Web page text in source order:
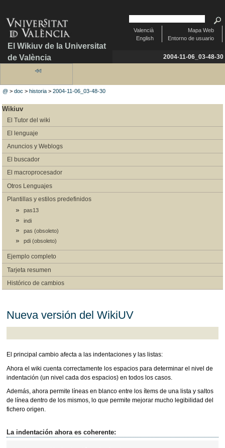
El Wikiuv de la Universitat
de València
Mapa Web
Entorno de usuario
Valencià
English
2004-11-06_03-48-30
@ >doc >historia >2004-11-06_03-48-30
Wikiuv
El Tutor del wiki
El lenguaje
Anuncios y Weblogs
El buscador
El macroprocesador
Otros Lenguajes
Plantillas y estilos predefinidos
pas13
indi
pas (obsoleto)
pdi (obsoleto)
Ejemplo completo
Tarjeta resumen
Histórico de cambios
Nueva versión del WikiUV
El principal cambio afecta a las indentaciones y las listas:
Ahora el wiki cuenta correctamente los espacios para determinar el nivel de
indentación (un nivel cada dos espacios) en todos los casos.
Además, ahora permite líneas en blanco entre los ítems de una lista y saltos
de línea dentro de los mismos, lo que permite mejorar mucho legibilidad del
fichero origen.
La indentación ahora es coherente: